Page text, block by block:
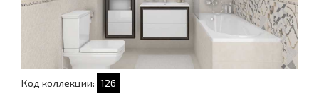
Код коллекции: 126